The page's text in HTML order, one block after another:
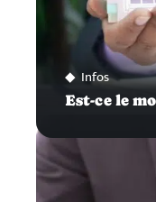
Infos
Est-ce le